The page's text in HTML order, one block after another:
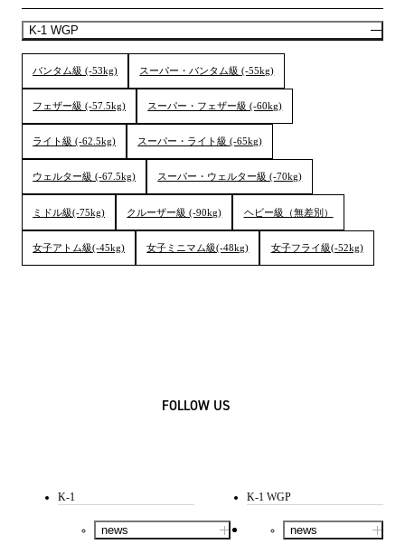
K-1 WGP
バンタム級 (-53kg) スーパー・バンタム級 (-55kg)
フェザー級 (-57.5kg) スーパー・フェザー級 (-60kg)
ライト級 (-62.5kg) スーパー・ライト級 (-65kg)
ウェルター級 (-67.5kg) スーパー・ウェルター級 (-70kg)
ミドル級(-75kg) クルーザー級 (-90kg) ヘビー級（無差別）
女子アトム級(-45kg) 女子ミニマム級(-48kg) 女子フライ級(-52kg)
FOLLOW US
K-1
news
K-1 WGP
news